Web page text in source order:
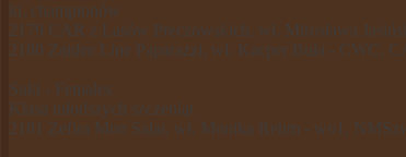
kl. championów
2179 CAR z Lasów Preczowskich, wł. Mirosława
2180 Zaidee Line Paparazzi, wł. Kacper Buła - CWC,
Suki - Females
Klasa młodszych szczeniąt
2181 Zefira Mon Salai, wł. Monika Rehm - wo1,